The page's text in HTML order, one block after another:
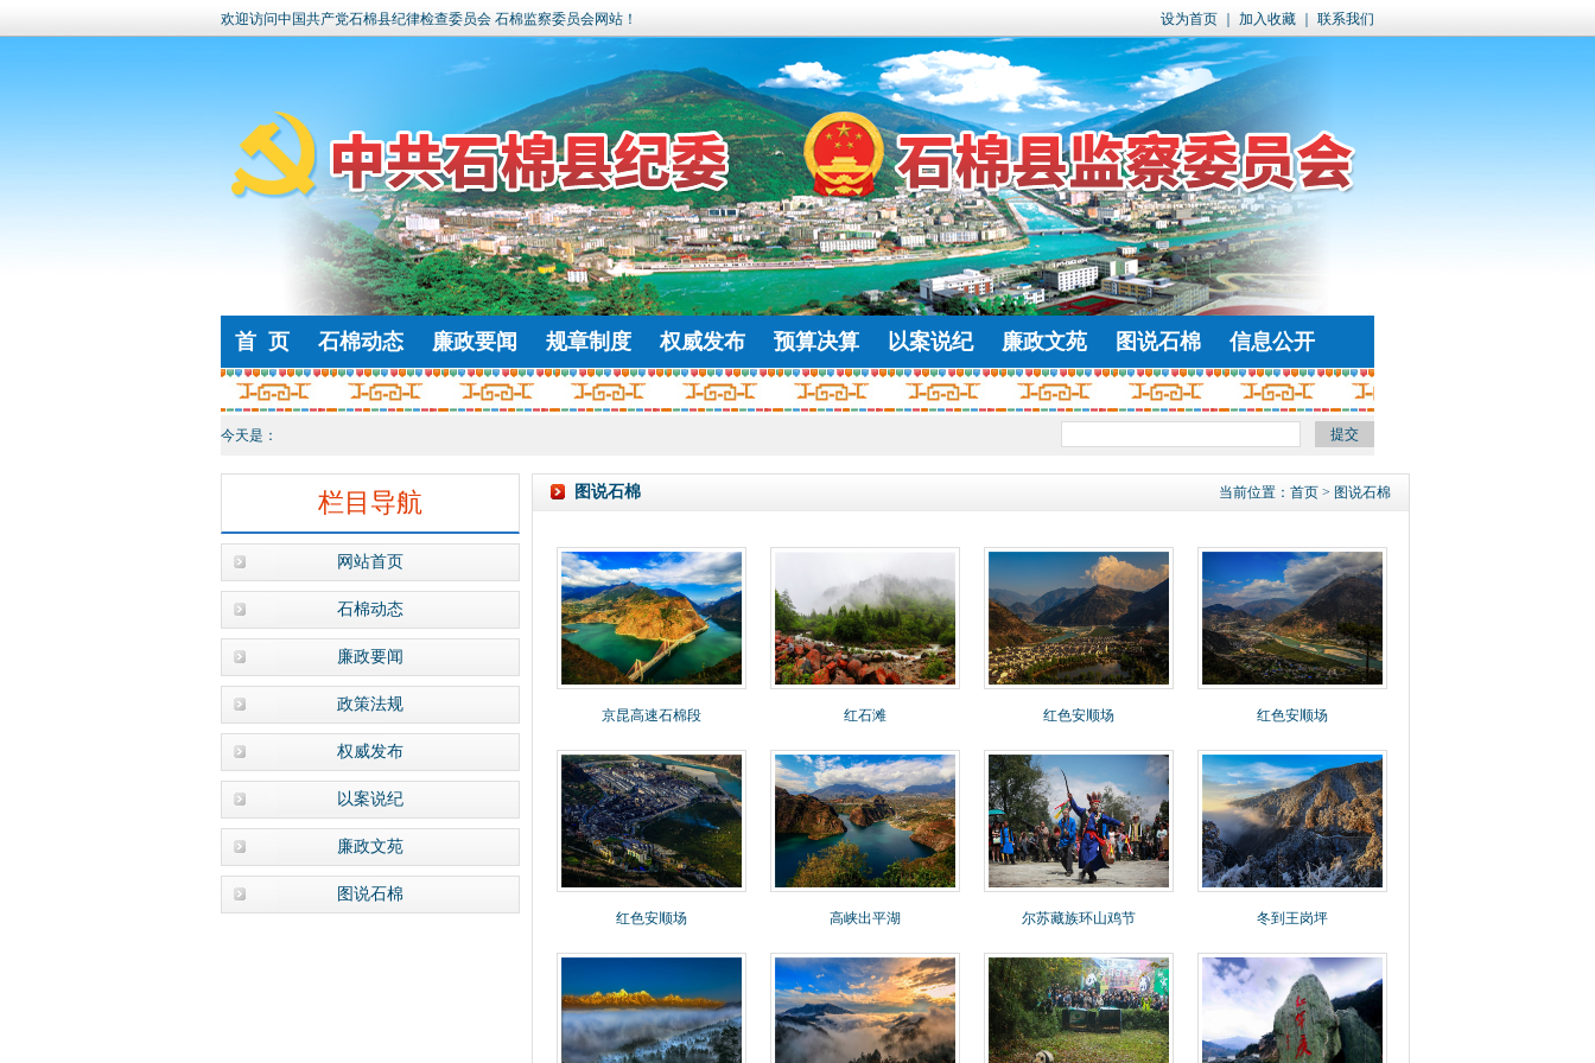
欢迎访问中国共产党石棉县纪律检查委员会 石棉监察委员会网站！ 设为首页 加入收藏 联系我们
首 页 石棉动态 廉政要闻 规章制度 权威发布 预算决算 以案说纪 廉政文苑 图说石棉 信息公开
今天是：
栏目导航
网站首页
石棉动态
廉政要闻
政策法规
权威发布
以案说纪
廉政文苑
图说石棉
图说石棉 当前位置： 首页 > 图说石棉
京昆高速石棉段 红石滩 红色安顺场 红色安顺场
红色安顺场 高峡出平湖 尔苏藏族环山鸡节 冬到王岗坪